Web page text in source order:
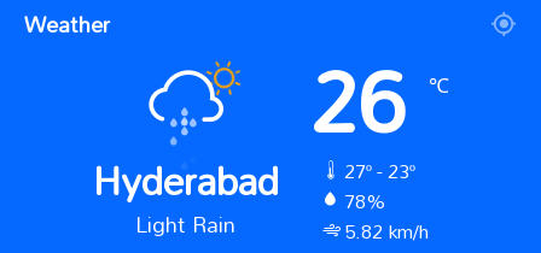
Weather
Hyderabad
Light Rain
26 ℃
27º - 23º
78%
5.82 km/h